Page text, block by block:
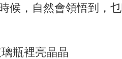
候，自然會領悟到，
瓶裡亮晶晶